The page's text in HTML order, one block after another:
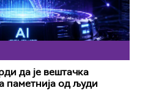
да је вештачка
паметнија од људи